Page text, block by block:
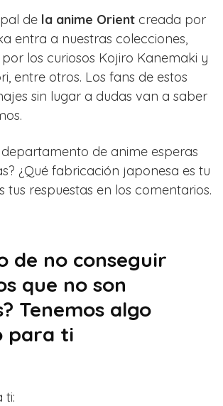
de la anime Orient creada por
entra a nuestras colecciones,
los curiosos Kojiro Kanemaki y
entre otros. Los fans de estos
sin lugar a dudas van a saber
departamento de anime esperas
¿Qué fabricación japonesa es tu
tus respuestas en los comentarios.
de no conseguir
que no son
Tenemos algo
para ti
ti: